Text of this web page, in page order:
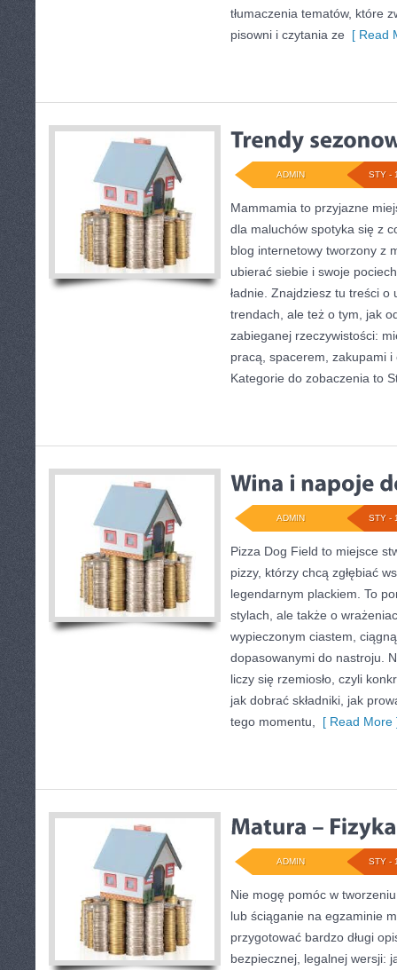
tłumaczenia tematów, które
pisowni i czytania ze [ Read
STY -
ADMIN
Mammamia to przyjazne
dla maluchów spotyka się z
blog internetowy tworzony z
ubierać siebie i swoje
ładnie. Znajdziesz tu treści
trendach, ale też o tym, jak
zabieganej rzeczywistości:
pracą, spacerem, zakupami
Kategorie do zobaczenia to
STY -
ADMIN
Pizza Dog Field to miejsce
pizzy, którzy chcą zgłębiać
legendarnym plackiem. To
stylach, ale także o
wypieczonym ciastem,
dopasowanymi do nastroju.
liczy się rzemiosło, czyli
jak dobrać składniki, jak
tego momentu,
[ Read More
STY -
ADMIN
Nie mogę pomóc w
lub ściąganie na egzaminie
przygotować bardzo długi
bezpiecznej, legalnej wersji: